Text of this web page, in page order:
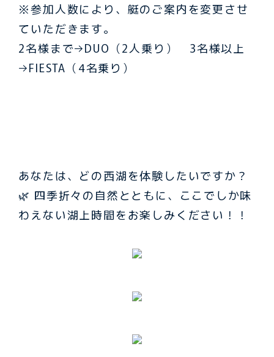
※参加人数により、艇のご案内を変更させ
ていただきます。
2名様まで→DUO（2人乗り） 3名様以上
→FIESTA（4名乗り）
あなたは、どの西湖を体験したいですか？
🌿 四季折々の自然とともに、ここでしか味
わえない湖上時間をお楽しみください！！